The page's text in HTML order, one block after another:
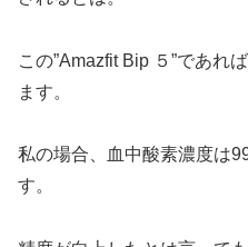
この”Amazfit Bip ５”であれ
ます。
私の場合、血中酸素濃度は
す。